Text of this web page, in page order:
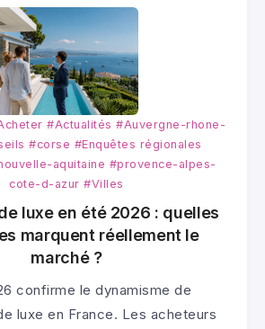
#Actualités#Auvergne-rhone-
#corse #Enquêtes régionales
aquitaine #provence-alpes-
cote-d-azur#Villes
luxe en été 2026 : quelles
marquent réellement le
marché ?
confirme le dynamisme de
luxe en France. Les acheteurs